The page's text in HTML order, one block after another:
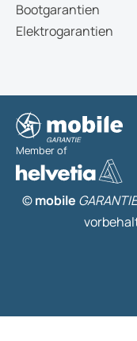
Bootgarantien
Elektrogarantien
Member of
©mobile GARANTIE